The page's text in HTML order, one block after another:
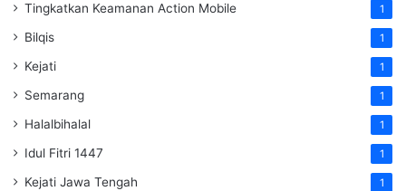
Tingkatkan Keamanan Action Mobile 1
Bilqis 1
Kejati 1
Semarang 1
Halalbihalal 1
Idul Fitri 1447 1
Kejati Jawa Tengah 1